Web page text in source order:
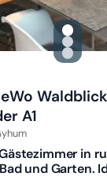
Zu
Zu
Zu
A1
in
und Garten.